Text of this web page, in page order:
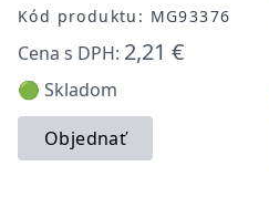
Kód produktu: MG93376
Cena s DPH: 2,21 €
🟢 Skladom
Objednať